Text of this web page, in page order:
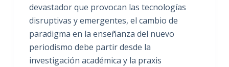
devastador que provocan las tecnologías
disruptivas y emergentes, el cambio de
paradigma en la enseñanza del nuevo
periodismo debe partir desde la
investigación académica y la praxis